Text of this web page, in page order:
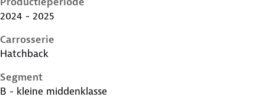
2024 - 2025
Carrosserie
Hatchback
Segment
B - kleine middenklasse